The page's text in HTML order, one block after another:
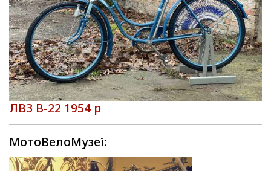
ЛВЗ В-22 1954 р
МотоВелоМузеї: